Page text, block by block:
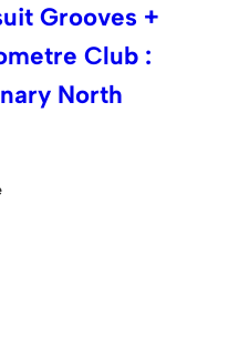
Grooves +
Club :
North